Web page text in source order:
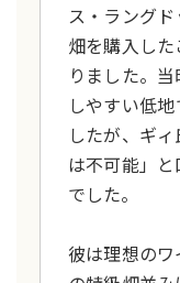
ス・ラング
畑を購入し
りました。
しやすい低
したが、ギ
は不可能」
でした。
彼は理想のワ